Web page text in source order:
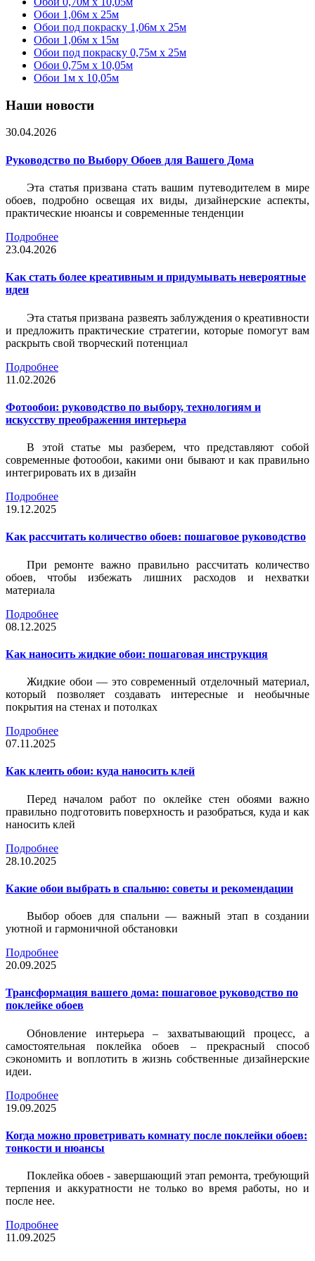
Обои 1,06м x 25м
Обои под покраску 1,06м x 25м
Обои 1,06м x 15м
Обои под покраску 0,75м x 25м
Обои 0,75м x 10,05м
Обои 1м х 10,05м
Наши новости
30.04.2026
Руководство по Выбору Обоев для Вашего Дома
Эта статья призвана стать вашим путеводителем в мире
обоев, подробно освещая их виды, дизайнерские аспекты,
практические нюансы и современные тенденции
Подробнее
23.04.2026
Как стать более креативным и придумывать невероятные
идеи
Эта статья призвана развеять заблуждения о креативности
и предложить практические стратегии, которые помогут вам
раскрыть свой творческий потенциал
Подробнее
11.02.2026
Фотообои: руководство по выбору, технологиям и
искусству преображения интерьера
В этой статье мы разберем, что представляют собой
современные фотообои, какими они бывают и как правильно
интегрировать их в дизайн
Подробнее
19.12.2025
Как рассчитать количество обоев: пошаговое руководство
При ремонте важно правильно рассчитать количество
обоев, чтобы избежать лишних расходов и нехватки
материала
Подробнее
08.12.2025
Как наносить жидкие обои: пошаговая инструкция
Жидкие обои — это современный отделочный материал,
который позволяет создавать интересные и необычные
покрытия на стенах и потолках
Подробнее
07.11.2025
Как клеить обои: куда наносить клей
Перед началом работ по оклейке стен обоями важно
правильно подготовить поверхность и разобраться, куда и как
наносить клей
Подробнее
28.10.2025
Какие обои выбрать в спальню: советы и рекомендации
Выбор обоев для спальни — важный этап в создании
уютной и гармоничной обстановки
Подробнее
20.09.2025
Трансформация вашего дома: пошаговое руководство по
поклейке обоев
Обновление интерьера – захватывающий процесс, а
самостоятельная поклейка обоев – прекрасный способ
сэкономить и воплотить в жизнь собственные дизайнерские
идеи.
Подробнее
19.09.2025
Когда можно проветривать комнату после поклейки обоев:
тонкости и нюансы
Поклейка обоев - завершающий этап ремонта, требующий
терпения и аккуратности не только во время работы, но и
после нее.
Подробнее
11.09.2025